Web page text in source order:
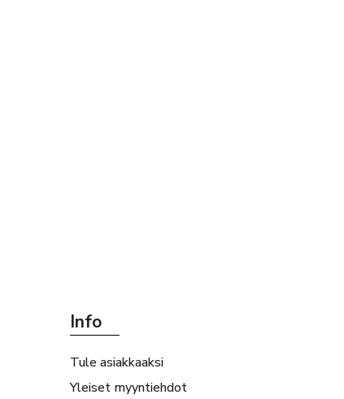
Info
Tule asiakkaaksi
Yleiset myyntiehdot